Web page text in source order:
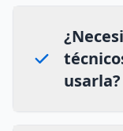
usarla?